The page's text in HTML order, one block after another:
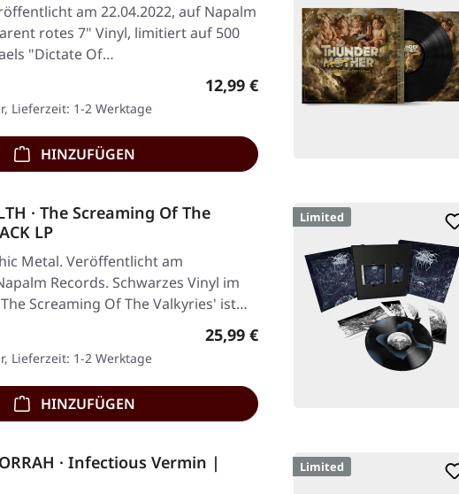
am 22.04.2022, auf Napalm
rotes 7" Vinyl, limitiert auf 500
"Dictate Of…
Regulärer Preis:
12,99 €
Lieferzeit: 1-2 Werktage
HINZUFÜGEN
· The Screaming Of The
LP
Metal. Veröffentlicht am
Records. Schwarzes Vinyl im
Screaming Of The Valkyries' ist…
Regulärer Preis:
25,99 €
Lieferzeit: 1-2 Werktage
HINZUFÜGEN
Limited
· Infectious Vermin |
Limited